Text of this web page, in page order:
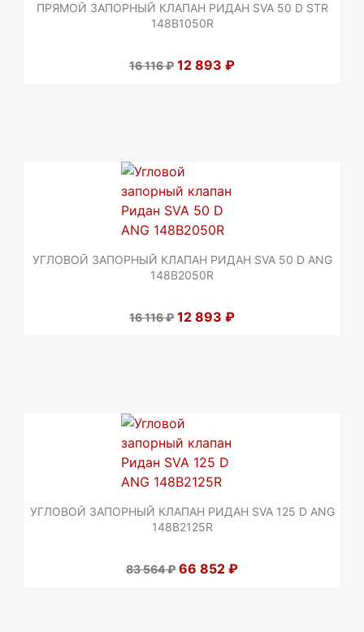
ПРЯМОЙ ЗАПОРНЫЙ КЛАПАН РИДАН SVA 50 D STR
148B1050R
16 116 ₽ 12 893 ₽
УГЛОВОЙ ЗАПОРНЫЙ КЛАПАН РИДАН SVA 50 D ANG
148B2050R
16 116 ₽ 12 893 ₽
УГЛОВОЙ ЗАПОРНЫЙ КЛАПАН РИДАН SVA 125 D ANG
148B2125R
83 564 ₽ 66 852 ₽